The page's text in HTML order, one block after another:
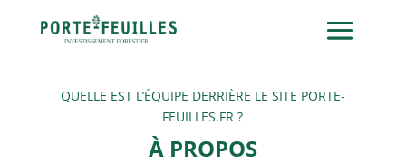
QUELLE EST L’ÉQUIPE DERRIÈRE LE SITE PORTE-
FEUILLES.FR ?
À PROPOS